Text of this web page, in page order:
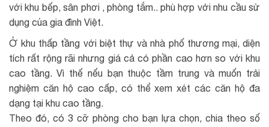
với khu bếp, sân phơi , phòng tắm.. phù hợp với nhu cầu sử
dụng của gia đình Việt.
Ở khu thấp tầng với biệt thự và nhà phố thương mại, diện
tích rất rộng rãi nhưng giá cả có phần cao hơn so với khu
cao tầng. Vì thế nếu bạn thuộc tầm trung và muốn trải
nghiệm căn hộ cao cấp, có thể xem xét các căn hộ đa
dạng tại khu cao tầng.
Theo đó, có 3 cỡ phòng cho bạn lựa chọn, chia theo số